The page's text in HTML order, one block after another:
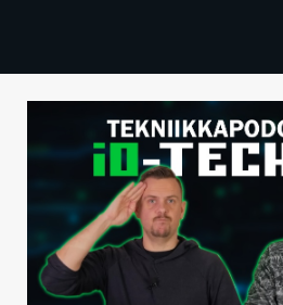
TECHBBS
KAUPPA
VAIHDA TEEMA